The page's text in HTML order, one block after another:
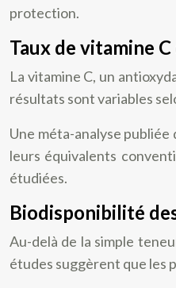
protection.
Taux de vitamine
La vitamine C, un
résultats sont variables
Une méta-analyse publiée
leurs équivalents
étudiées.
Biodisponibilité
Au-delà de la simple
études suggèrent que les